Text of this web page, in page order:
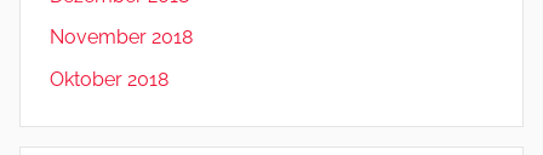
November 2018
Oktober 2018